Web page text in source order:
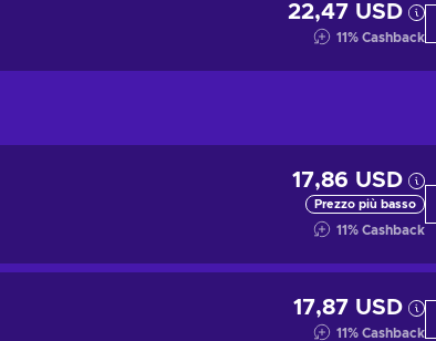
22,47 USD
11% Cashback
17,86 USD
Prezzo più basso
11% Cashback
17,87 USD
11% Cashback